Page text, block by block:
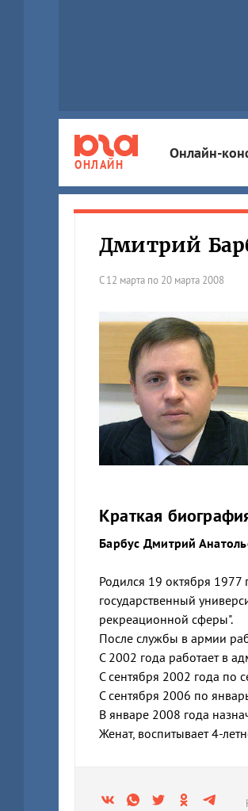
ОНЛАЙН
Онлайн-
Дмитрий
С 12 марта по 20 марта 2008
Краткая
Барбус Дмитрий
Родился 19 октября 1977
государственный
рекреационной сферы".
После службы в армии
С 2002 года работает в
С сентября 2002 года по
С сентября 2006 по
В январе 2008 года
Женат, воспитывает 4-